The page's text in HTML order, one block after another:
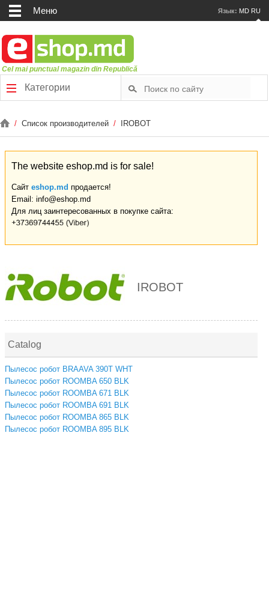
Меню Язык: MD RU
Cel mai punctual magazin din Republică
Категории
/ Список производителей / IROBOT
The website eshop.md is for sale!
Сайт eshop.md продается!
Email: info@eshop.md
Для лиц заинтересованных в покупке сайта:
IROBOT
Catalog
Пылесос робот BRAAVA 390T WHT
Пылесос робот ROOMBA 650 BLK
Пылесос робот ROOMBA 671 BLK
Пылесос робот ROOMBA 691 BLK
Пылесос робот ROOMBA 865 BLK
Пылесос робот ROOMBA 895 BLK